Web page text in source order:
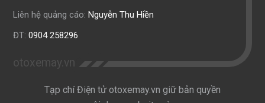
Liên hệ quảng cáo: Nguyễn Thu Hiền
ĐT: 0904 258296
otoxemay.vn
Tạp chí Điện tử otoxemay.vn giữ bản quyền